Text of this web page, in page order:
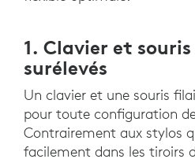
1. Clavier et
surélevés
Un clavier et une souris
pour toute configuration
Contrairement aux stylos
facilement dans les tiroirs